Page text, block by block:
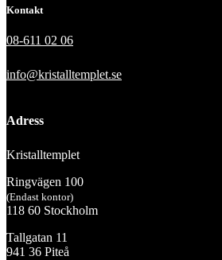
Kontakt
08-611 02 06
info@kristalltemplet.se
Adress
Kristalltemplet
Ringvägen 100
(Endast kontor)
118 60 Stockholm
Tallgatan 11
941 36 Piteå